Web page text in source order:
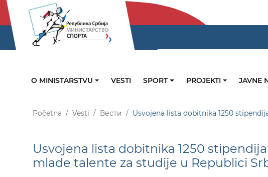
O MINISTARSTVU VESTI SPORT PROJEKTI JAVNE
Početna Vesti Вести Usvojena lista dobitnika 1250
Usvojena lista dobitnika 1250
mlade talente za studije u Republici